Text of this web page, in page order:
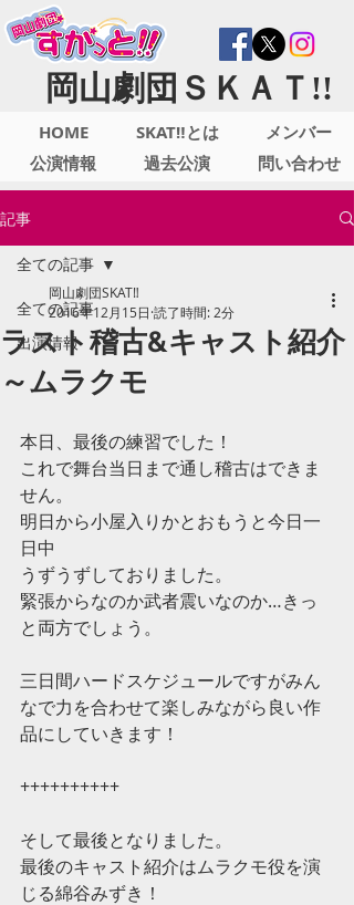
岡山劇団ＳＫＡＴ!!
HOME
公演情報
SKAT‼とは
過去公演
メンバー
問い合わせ
記事
全ての記事
出演情報
全ての記事
ラスト稽古&キャスト紹介
～ムラクモ
岡山劇団SKAT‼︎
2016年12月15日 読了時間: 2分
本日、最後の練習でした！
これで舞台当日まで通し稽古はできま
せん。
明日から小屋入りかとおもうと今日一
日中
うずうずしておりました。
緊張からなのか武者震いなのか…きっ
と両方でしょう。
三日間ハードスケジュールですがみん
なで力を合わせて楽しみながら良い作
品にしていきます！
++++++++++
そして最後となりました。
最後のキャスト紹介はムラクモ役を演
じる綿谷みずき！